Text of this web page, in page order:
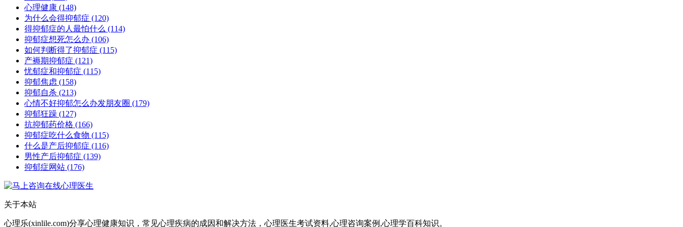
心理健康 (148)
为什么会得抑郁症 (120)
得抑郁症的人最怕什么 (114)
抑郁症想死怎么办 (106)
如何判断得了抑郁症 (115)
产褥期抑郁症 (121)
忧郁症和抑郁症 (115)
抑郁焦虑 (158)
抑郁自杀 (213)
心情不好抑郁怎么办发朋友圈 (179)
抑郁狂躁 (127)
抗抑郁药价格 (166)
抑郁症吃什么食物 (115)
什么是产后抑郁症 (116)
男性产后抑郁症 (139)
抑郁症网站 (176)
关于本站
心理乐(xinlile.com)分享心理健康知识，常见心理疾病的成因和解决方法，心理医生考试资料,心理咨询案例,心理学百科知识。